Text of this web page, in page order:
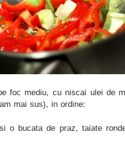
foc mediu, cu niscai ulei de
mai sus), in ordine:
o bucata de praz, taiate